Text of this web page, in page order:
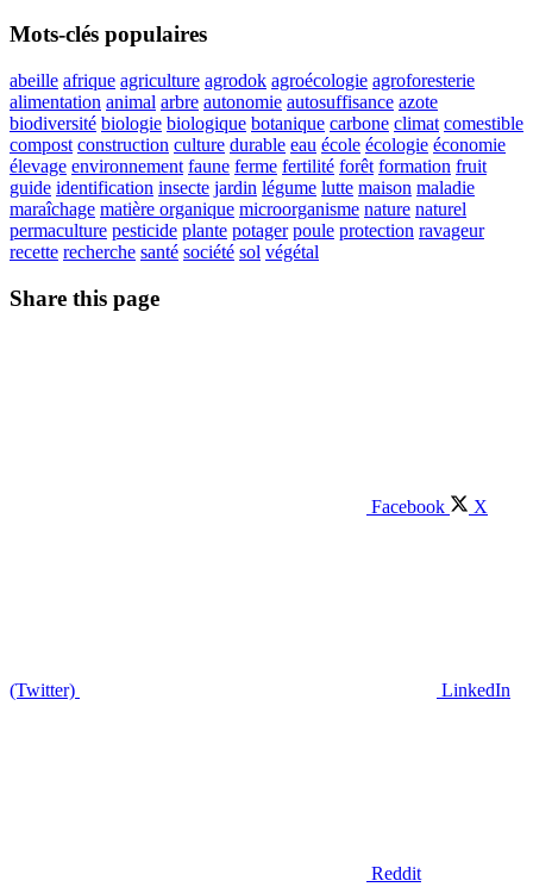
Mots-clés populaires
abeille afrique agriculture agrodok agroécologie agroforesterie
alimentation animal arbre autonomie autosuffisance azote
biodiversité biologie biologique botanique carbone climat comestible
compost construction culture durable eau école écologie économie
élevage environnement faune ferme fertilité forêt formation fruit
guide identification insecte jardin légume lutte maison maladie
maraîchage matière organique microorganisme nature naturel
permaculture pesticide plante potager poule protection ravageur
recette recherche santé société sol végétal
Share this page
Facebook X
(Twitter) LinkedIn
Reddit